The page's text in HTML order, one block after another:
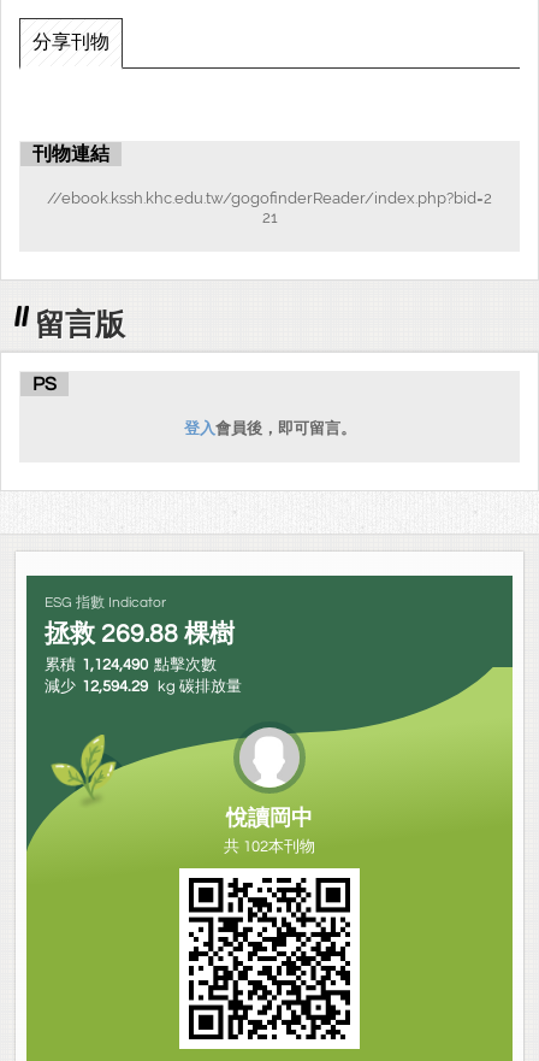
分享刊物
刊物連結
//ebook.kssh.khc.edu.tw/gogofinderReader/index.php?bid=2
21
留言版
PS
登入會員後，即可留言。
ESG 指數 Indicator
拯救 269.88 棵樹
累積 1,124,490 點擊次數
減少 12,594.29 kg 碳排放量
悅讀岡中
共 102本刊物